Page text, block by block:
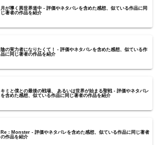
月が導く異世界道中 - 評価やネタバレを含めた感想、似ている作品に同
じ著者の作品を紹介
陰の実力者になりたくて！ - 評価やネタバレを含めた感想、似ている作
品に同じ著者の作品を紹介
キミと僕との最後の戦場、 あるいは世界が始まる聖戦 - 評価やネタバレ
を含めた感想、似ている作品に同じ著者の作品を紹介
Re：Monster - 評価やネタバレを含めた感想、似ている作品に同じ著者
の作品を紹介